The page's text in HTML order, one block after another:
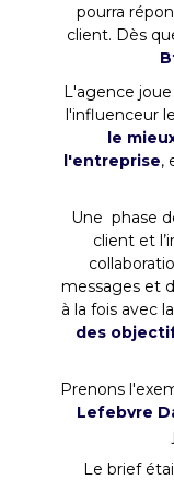
pourra
client. Dès
L'agence
l'influenceur
le
l'entreprise,
Une phase
client et
messages et
à la fois avec la
des
Prenons
Lefebvre
Le brief